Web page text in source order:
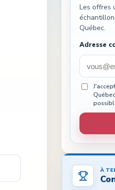
Les offres
Québec.
Adresse
À